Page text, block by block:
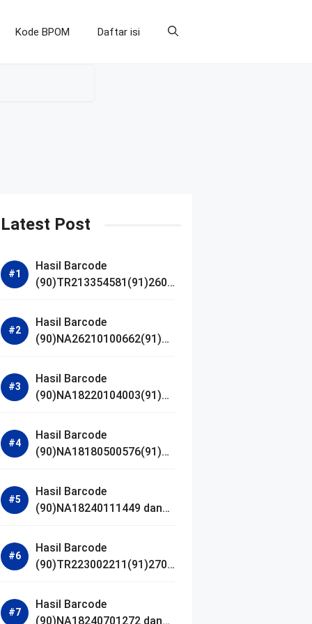
Kode BPOM Daftar isi
Latest Post
Hasil Barcode
(90)TR213354581(91)2607
Hasil Barcode
(90)NA26210100662(91)24
Hasil Barcode
(90)NA18220104003(91)25
Hasil Barcode
(90)NA18180500576(91)21
Hasil Barcode
(90)NA18240111449 dan
Hasil Barcode
(90)TR223002211(91)2701
Hasil Barcode
(90)NA18240701272 dan